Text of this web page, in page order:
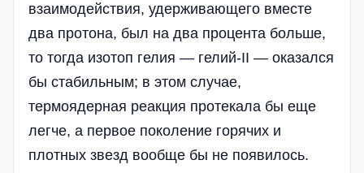
взаимодействия, удерживающего вместе
два протона, был на два процента больше,
то тогда изотоп гелия — гелий-II — оказался
бы стабильным; в этом случае,
термоядерная реакция протекала бы еще
легче, а первое поколение горячих и
плотных звезд вообще бы не появилось.